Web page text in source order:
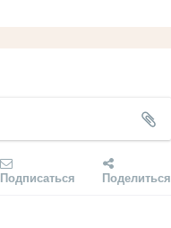
Подписаться Поделиться